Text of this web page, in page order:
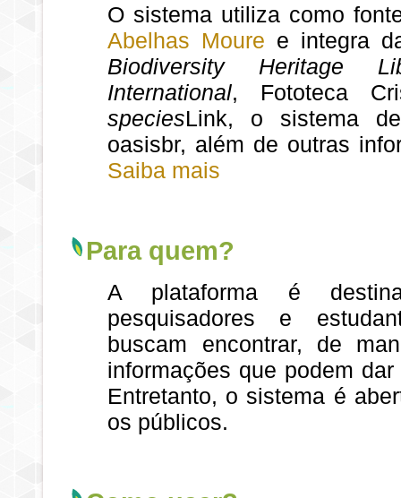
O sistema utiliza como
Abelhas Moure e integra
Biodiversity Heritage
International, Fototeca
speciesLink, o sistema
oasisbr, além de outras
Saiba mais
Para quem?
A plataforma é
pesquisadores e
buscam encontrar, de
informações que podem
Entretanto, o sistema é
os públicos.